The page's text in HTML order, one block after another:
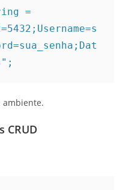
=
ambiente.
CRUD